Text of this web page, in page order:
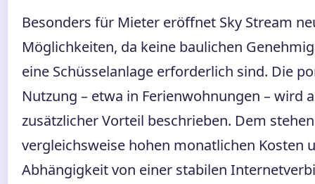
Besonders für Mieter eröffnet Sky Stream
Möglichkeiten, da keine baulichen
eine Schüsselanlage erforderlich sind. Die
Nutzung – etwa in Ferienwohnungen – wird
zusätzlicher Vorteil beschrieben. Dem
vergleichsweise hohen monatlichen Kosten
Abhängigkeit von einer stabilen